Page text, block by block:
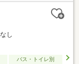
なし
バス・トイレ別